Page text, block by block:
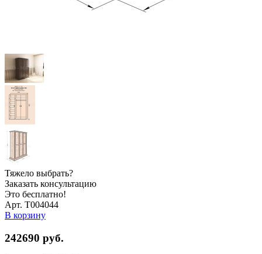
Тяжело выбрать?
Заказать консультацию
Это бесплатно!
Арт. Т004044
В корзину
242690 руб.